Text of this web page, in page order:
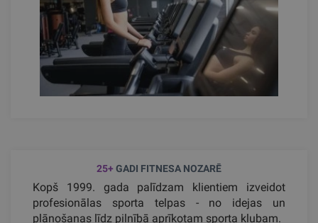
25+ GADI FITNESA NOZARĒ
Kopš 1999. gada palīdzam klientiem izveidot
profesionālas sporta telpas - no idejas un
plānošanas līdz pilnībā aprīkotam sporta klubam.